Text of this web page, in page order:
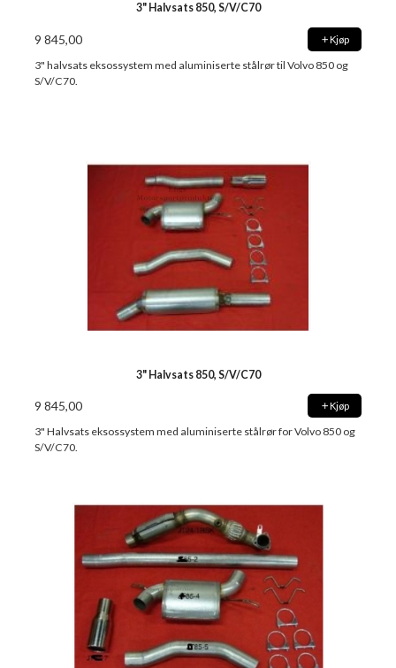
3" Halvsats 850, S/V/C70
9 845,00 Kjøp
3" halvsats eksossystem med aluminiserte stålrør til Volvo 850 og
S/V/C70.
3" Halvsats 850, S/V/C70
9 845,00 Kjøp
3" Halvsats eksossystem med aluminiserte stålrør for Volvo 850 og
S/V/C70.